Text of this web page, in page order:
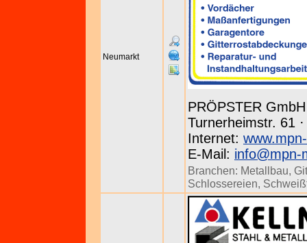
Neumarkt
PRÖPSTER
Turnerheimstr. 61
Internet:
E-Mail: info@mpn-
Branchen: Metallbau,
Schlossereien,